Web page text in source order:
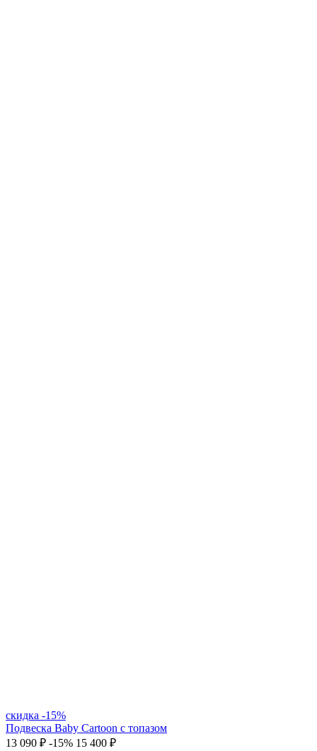
скидка -15%
Подвеска Baby Cartoon с топазом
13 090 ₽ -15% 15 400 ₽